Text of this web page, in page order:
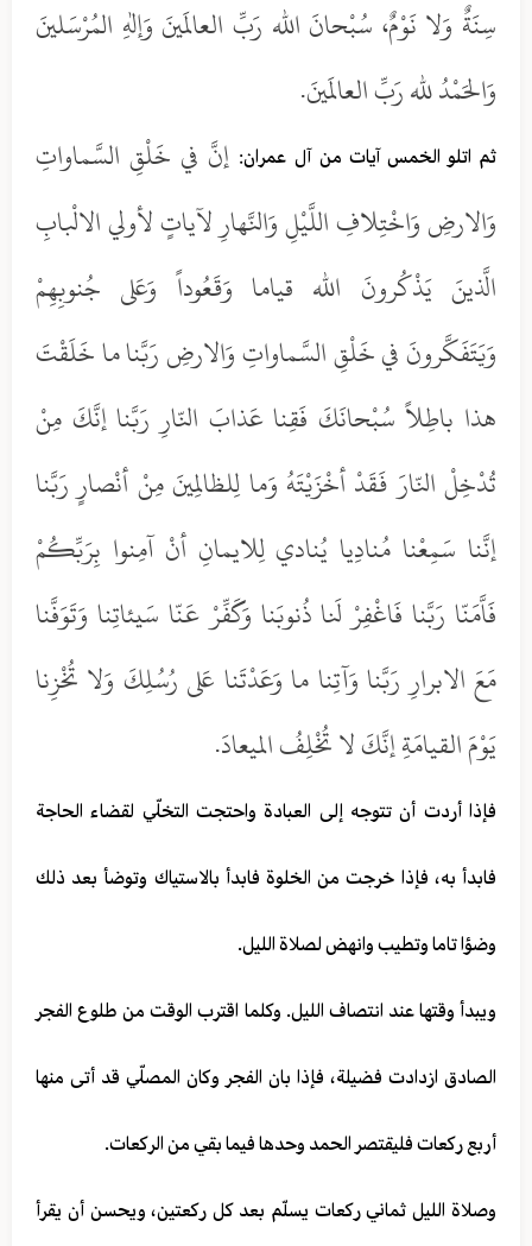
سِنَةٌ وَلا نَوْمٌ، سُبْحانَ الله رَبِّ العالَمينَ وَإلهِ المُرْسَلينَ
وَالحَمْدُ لله رَبِّ العالَمينَ.
ثم اتلو الخمس آيات من آل عمران: إنَّ في خَلْقِ السَّماواتِ
وَالارضِ وَاخْتِلافِ اللَّيْلِ وَالنَّهارِ لآياتٍ لأولي الالْبابِ
الَّذينَ يَذْكُرونَ الله قياما وَقَعُوداً وَعَلى جُنوبِهِمْ
وَيَتَفَكَّرونَ في خَلْقِ السَّماواتِ وَالارضِ رَبَّنا ما خَلَقْتَ
هذا باطِلاً سُبْحانَكَ فَقِنا عَذابَ النّارِ رَبَّنا إنَّكَ مِنْ
تُدْخِلْ النّارَ فَقَدْ أخْزَيْتَهُ وَما لِلظالِمينَ مِنْ أنْصارٍ رَبَّنا
إنَّنا سَمِعْنا مُنادِيا يُنادي لِلايمانِ أنْ آمِنوا بِرَبِّكُمْ
فَاَّمَنّا رَبَّنا فَاغْفِرْ لَنا ذُنوبَنا وَكَفِّرْ عَنّا سَيئاتِنا وَتَوَفَّنا
مَعَ الابرارِ رَبَّنا وَآتِنا ما وَعَدْتَنا عَلى رُسُلِكَ وَلا تُخْزِنا
يَوْمَ القيامَةِ إنَّكَ لا تُخْلِفُ الميعادَ.
فإذا أردت أن تتوجه إلى العبادة واحتجت التخلّي لقضاء الحاجة
فابدأ به، فإذا خرجت من الخلوة فابدأ بالاستياك وتوضأ بعد ذلك
وضؤا تاما وتطيب وانهض لصلاة الليل.
ويبدأ وقتها عند انتصاف الليل. وكلما اقترب الوقت من طلوع الفجر
الصادق ازدادت فضيلة، فإذا بان الفجر وكان المصلّي قد أتى منها
أربع ركعات فليقتصر الحمد وحدها فيما بقي من الركعات.
وصلاة الليل ثماني ركعات يسلّم بعد كل ركعتين، ويحسن أن يقرأ